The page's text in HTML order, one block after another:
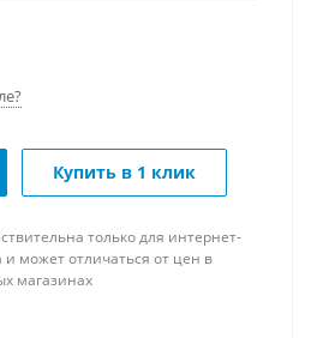
Купить в 1 клик
только для интернет-
и может отличаться от цен в
магазинах